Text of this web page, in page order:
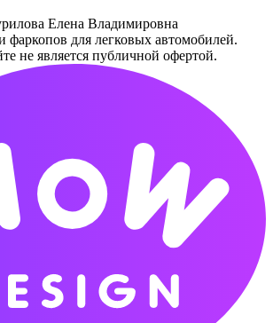
Елена Владимировна
фаркопов для легковых автомобилей.
не является публичной офертой.